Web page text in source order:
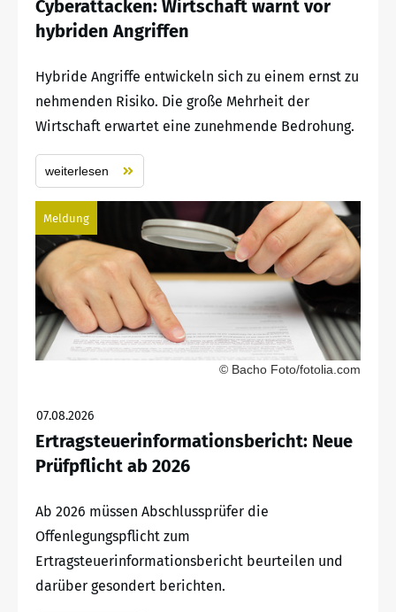
Cyberattacken: Wirtschaft warnt vor
hybriden Angriffen
Hybride Angriffe entwickeln sich zu einem ernst zu
nehmenden Risiko. Die große Mehrheit der
Wirtschaft erwartet eine zunehmende Bedrohung.
weiterlesen
Meldung
© Bacho Foto/fotolia.com
07.08.2026
Ertragsteuerinformationsbericht: Neue
Prüfpflicht ab 2026
Ab 2026 müssen Abschlussprüfer die
Offenlegungspflicht zum
Ertragsteuerinformationsbericht beurteilen und
darüber gesondert berichten.